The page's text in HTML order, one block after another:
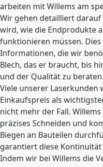
arbeiten mit Willems am
Wir gehen detailliert
wird, wie die Endprodukte
funktionieren müssen.
Informationen, die wir
Blech, das er braucht, bis
und der Qualität zu beraten.
Viele unserer Laserkunden
Einkaufspreis als
nicht mehr der Fall.
präzises Schneiden und
Biegen an Bauteilen
garantiert diese Kontinuität
Indem wir bei Willems die